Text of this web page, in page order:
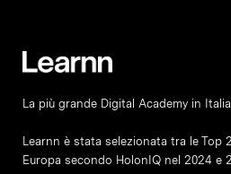
La più grande Digital Academy in Italia.
Learnn è stata selezionata tra le Top
Europa secondo HolonIQ nel 2024 e